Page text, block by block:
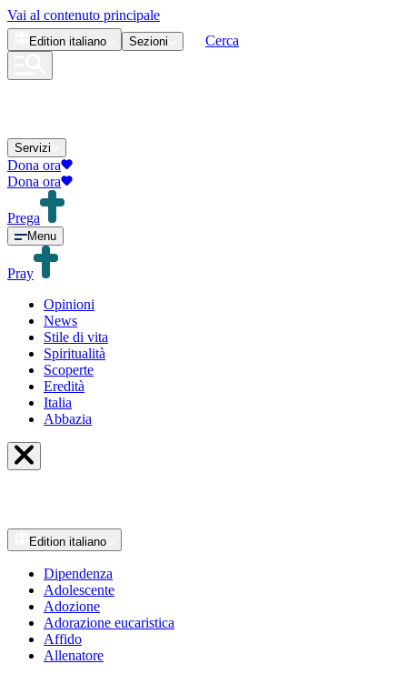
Vai al contenuto principale
Edition italiano Sezioni Cerca
Servizi
Dona ora
Dona ora
Prega
Menu
Pray
Opinioni
News
Stile di vita
Spiritualità
Scoperte
Eredità
Italia
Abbazia
Edition italiano
Dipendenza
Adolescente
Adozione
Adorazione eucaristica
Affido
Allenatore